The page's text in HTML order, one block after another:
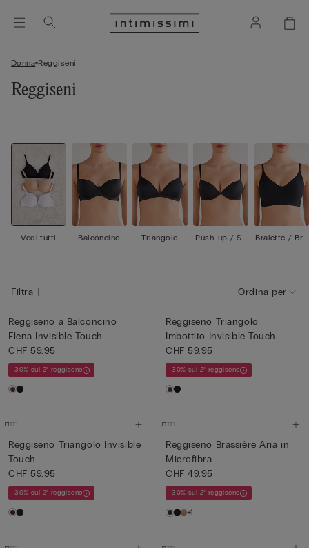
Donna Reggiseni
Reggiseni
Vedi tutti Balconcino Triangolo
Push-up / Su
Bralette / Bra
Filtra Ordina per
Reggiseno a Balconcino
Elena Invisible Touch
CHF 59.95
-30% sul 2° reggiseno
Reggiseno Triangolo
Imbottito Invisible Touch
CHF 59.95
-30% sul 2° reggiseno
Reggiseno Triangolo Invisible
Touch
CHF 59.95
-30% sul 2° reggiseno
Reggiseno Brassière Aria in
Microfibra
CHF 49.95
-30% sul 2° reggiseno
+1